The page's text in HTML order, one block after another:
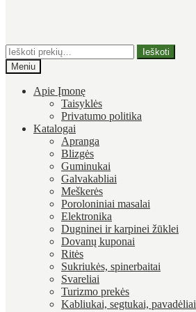
Ieškoti:
Ieškoti
Meniu
Apie Įmonę
Taisyklės
Privatumo politika
Katalogai
Apranga
Blizgės
Guminukai
Galvakabliai
Meškerės
Poroloniniai masalai
Elektronika
Dugninei ir karpinei žūklei
Dovanų kuponai
Ritės
Sukriukės, spinerbaitai
Svareliai
Turizmo prekės
Kabliukai, segtukai, pavadėliai